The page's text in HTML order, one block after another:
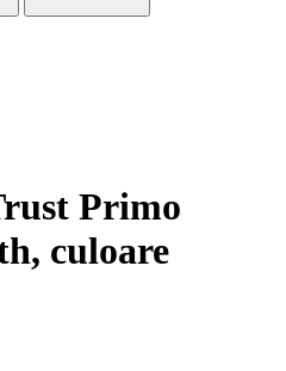
Primo
culoare